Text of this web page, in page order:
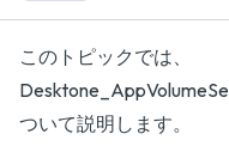
このトピックでは、
ついて説明します。